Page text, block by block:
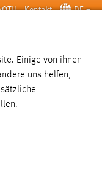
Kontakt DE
SUCHE
Einige von ihnen
uns helfen,